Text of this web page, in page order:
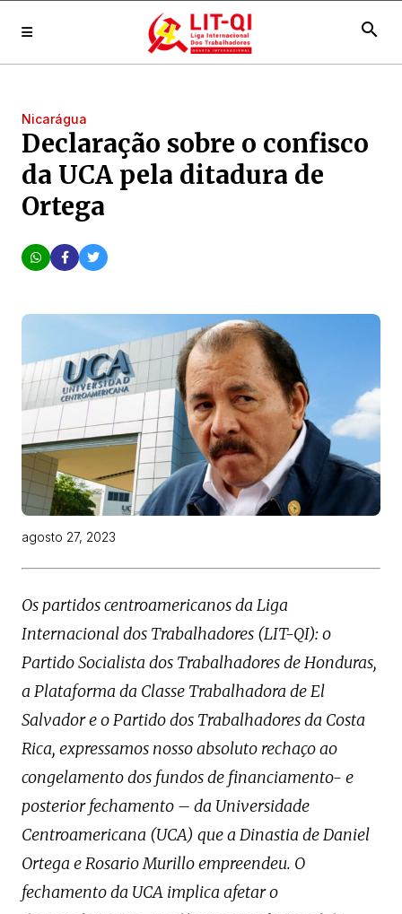
search
Nicarágua
Declaração sobre o confisco
da UCA pela ditadura de
Ortega
agosto 27, 2023
Os partidos centroamericanos da Liga
Internacional dos Trabalhadores (LIT-QI): o
Partido Socialista dos Trabalhadores de Honduras,
a Plataforma da Classe Trabalhadora de El
Salvador e o Partido dos Trabalhadores da Costa
Rica, expressamos nosso absoluto rechaço ao
congelamento dos fundos de financiamento- e
posterior fechamento – da Universidade
Centroamericana (UCA) que a Dinastia de Daniel
Ortega e Rosario Murillo empreendeu. O
fechamento da UCA implica afetar o